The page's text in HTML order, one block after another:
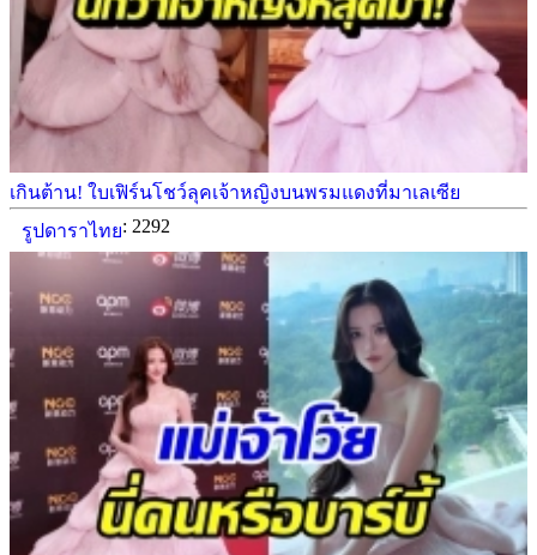
เกินต้าน! ใบเฟิร์นโชว์ลุคเจ้าหญิงบนพรมแดงที่มาเลเซีย
รูปดาราไทย: 2292